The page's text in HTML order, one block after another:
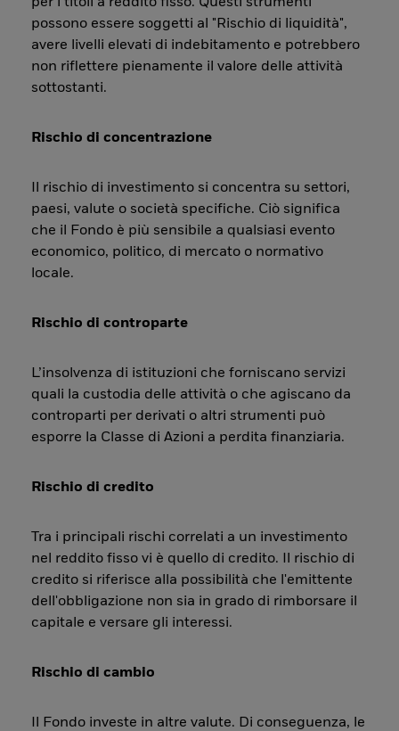
possono essere soggetti al "Rischio di liquidità",
avere livelli elevati di indebitamento e potrebbero
non riflettere pienamente il valore delle attività
sottostanti.
Rischio di concentrazione
Il rischio di investimento si concentra su settori,
paesi, valute o società specifiche. Ciò significa
che il Fondo è più sensibile a qualsiasi evento
economico, politico, di mercato o normativo
locale.
Rischio di controparte
L’insolvenza di istituzioni che forniscano servizi
quali la custodia delle attività o che agiscano da
controparti per derivati o altri strumenti può
esporre la Classe di Azioni a perdita finanziaria.
Rischio di credito
Tra i principali rischi correlati a un investimento
nel reddito fisso vi è quello di credito. Il rischio di
credito si riferisce alla possibilità che l'emittente
dell'obbligazione non sia in grado di rimborsare il
capitale e versare gli interessi.
Rischio di cambio
Il Fondo investe in altre valute. Di conseguenza, le